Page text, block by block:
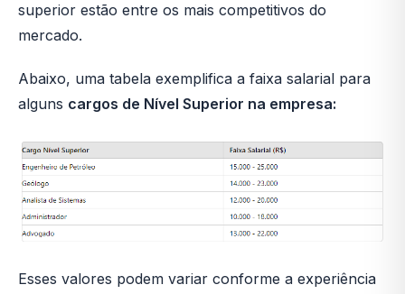
superior estão entre os mais competitivos do
mercado.
Abaixo, uma tabela exemplifica a faixa salarial para
alguns cargos de Nível Superior na empresa:
Esses valores podem variar conforme a experiência